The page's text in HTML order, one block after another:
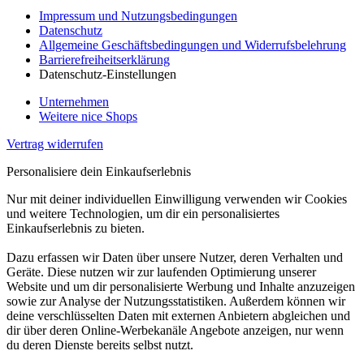
Impressum und Nutzungsbedingungen
Datenschutz
Allgemeine Geschäftsbedingungen und Widerrufsbelehrung
Barrierefreiheitserklärung
Datenschutz-Einstellungen
Unternehmen
Weitere nice Shops
Vertrag widerrufen
Personalisiere dein Einkaufserlebnis
Nur mit deiner individuellen Einwilligung verwenden wir Cookies
und weitere Technologien, um dir ein personalisiertes
Einkaufserlebnis zu bieten.
Dazu erfassen wir Daten über unsere Nutzer, deren Verhalten und
Geräte. Diese nutzen wir zur laufenden Optimierung unserer
Website und um dir personalisierte Werbung und Inhalte anzuzeigen
sowie zur Analyse der Nutzungsstatistiken. Außerdem können wir
deine verschlüsselten Daten mit externen Anbietern abgleichen und
dir über deren Online-Werbekanäle Angebote anzeigen, nur wenn
du deren Dienste bereits selbst nutzt.